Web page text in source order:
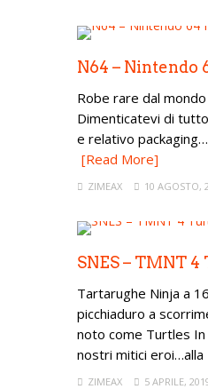
N64 – Nintendo
Robe rare dal
Dimenticatevi di
e relativo
[Read More]
ZIMEAX 10 AGOSTO,
SNES – TMNT
Tartarughe Ninja a
picchiaduro a
noto come Turtles
nostri mitici eroi…alla
ZIMEAX 5 APRILE,